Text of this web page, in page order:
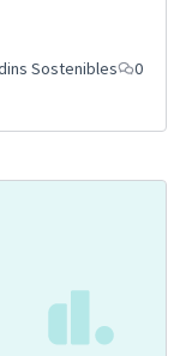
Sostenibles
0